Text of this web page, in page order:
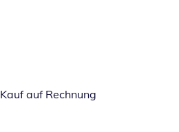
Kauf auf Rechnung